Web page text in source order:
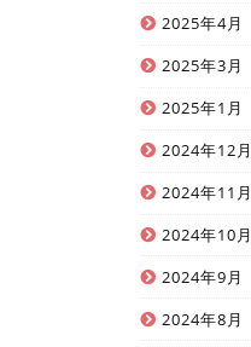
2025年4月
2025年3月
2025年1月
2024年12月
2024年11月
2024年10月
2024年9月
2024年8月